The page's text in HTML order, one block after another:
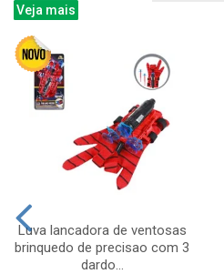
Veja mais
Luva lancadora de ventosas
brinquedo de precisao com 3
dardo...